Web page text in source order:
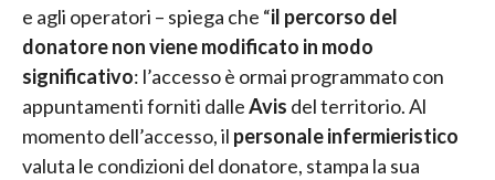
e agli operatori – spiega che “il percorso del
donatore non viene modificato in modo
significativo: l’accesso è ormai programmato con
appuntamenti forniti dalleAvis del territorio. Al
momento dell’accesso, il personale infermieristico
valuta le condizioni del donatore, stampa la sua